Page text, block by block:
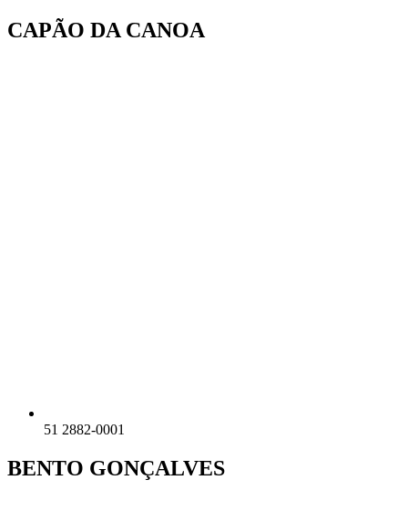
Ir
para
CAPÃO DA CANOA
51 2882-0001
BENTO GONÇALVES